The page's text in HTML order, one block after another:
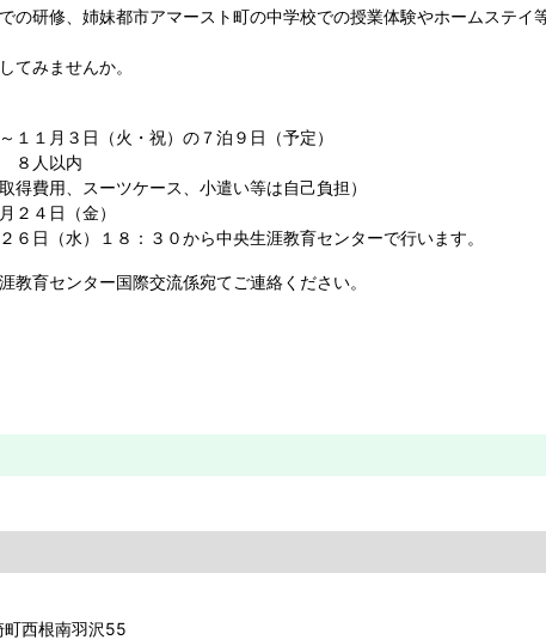
の研修、姉妹都市アマースト町の中学校での授業体験やホームステイ
てみませんか。
月３日（火・祝）の７泊９日（予定）
８人以内
用、スーツケース、小遣い等は自己負担）
４日（金）
日（水）１８：３０から中央生涯教育センターで行います。
育センター国際交流係宛てご連絡ください。
西根南羽沢55